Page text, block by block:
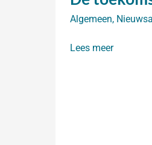
Algemeen,
De
Lees meer